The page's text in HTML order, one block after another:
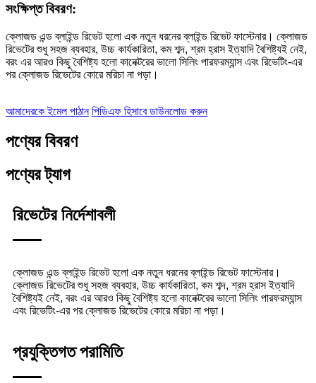
সংক্ষিপ্ত বিবরণ:
ক্লোজড এন্ড ব্লাইন্ড রিভেট হলো এক নতুন ধরনের ব্লাইন্ড রিভেট ফাস্টেনার। ক্লোজড
রিভেটের শুধু সহজ ব্যবহার, উচ্চ কার্যকারিতা, কম শব্দ, শ্রম হ্রাস ইত্যাদি বৈশিষ্ট্যই নেই,
বরং এর আরও কিছু বৈশিষ্ট্য হলো কানেক্টরের ভালো সিলিং পারফরম্যান্স এবং রিভেটিং-এর
পর ক্লোজড রিভেটের কোরে মরিচা না পড়া।
আমাদেরকে ইমেল পাঠান পিডিএফ হিসাবে ডাউনলোড করুন
পণ্যের বিবরণ
পণ্যের ট্যাগ
রিভেটের নির্দেশাবলী
ক্লোজড এন্ড ব্লাইন্ড রিভেট হলো এক নতুন ধরনের ব্লাইন্ড রিভেট ফাস্টেনার।
ক্লোজড রিভেটের শুধু সহজ ব্যবহার, উচ্চ কার্যকারিতা, কম শব্দ, শ্রম হ্রাস ইত্যাদি
বৈশিষ্ট্যই নেই, বরং এর আরও কিছু বৈশিষ্ট্য হলো কানেক্টরের ভালো সিলিং পারফরম্যান্স
এবং রিভেটিং-এর পর ক্লোজড রিভেটের কোরে মরিচা না পড়া।
প্রযুক্তিগত পরামিতি